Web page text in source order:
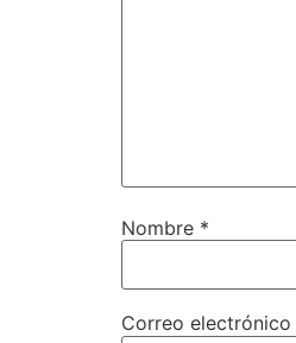
Nombre *
Correo electrónico